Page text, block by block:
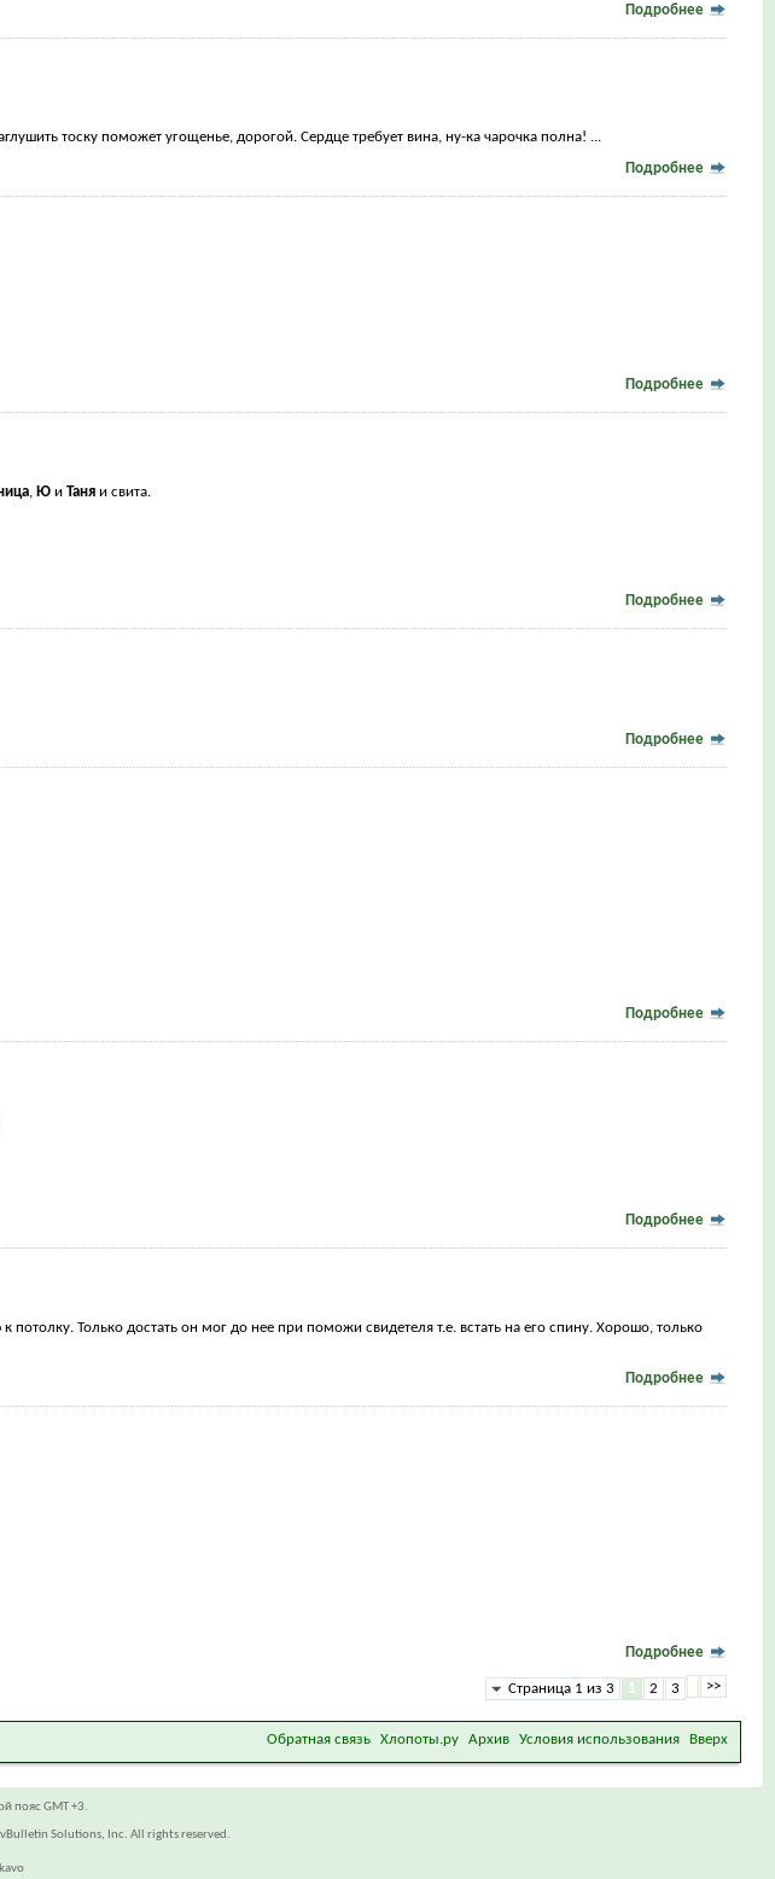
Подробнее
тоску поможет угощенье, дорогой. Сердце требует вина, ну-ка чарочка полна! ...
Подробнее
Подробнее
, Юи Таняи свита.
Подробнее
Подробнее
Подробнее
Подробнее
Только достать он мог до нее при поможи свидетеля т.е. встать на его спину. Хорошо, только
Подробнее
Подробнее
Страница 1 из 3 1 2 3 >>
Обратная связь Хлопоты.ру Архив Условия использования Вверх
пояс GMT +3.
Solutions, Inc. All rights reserved.